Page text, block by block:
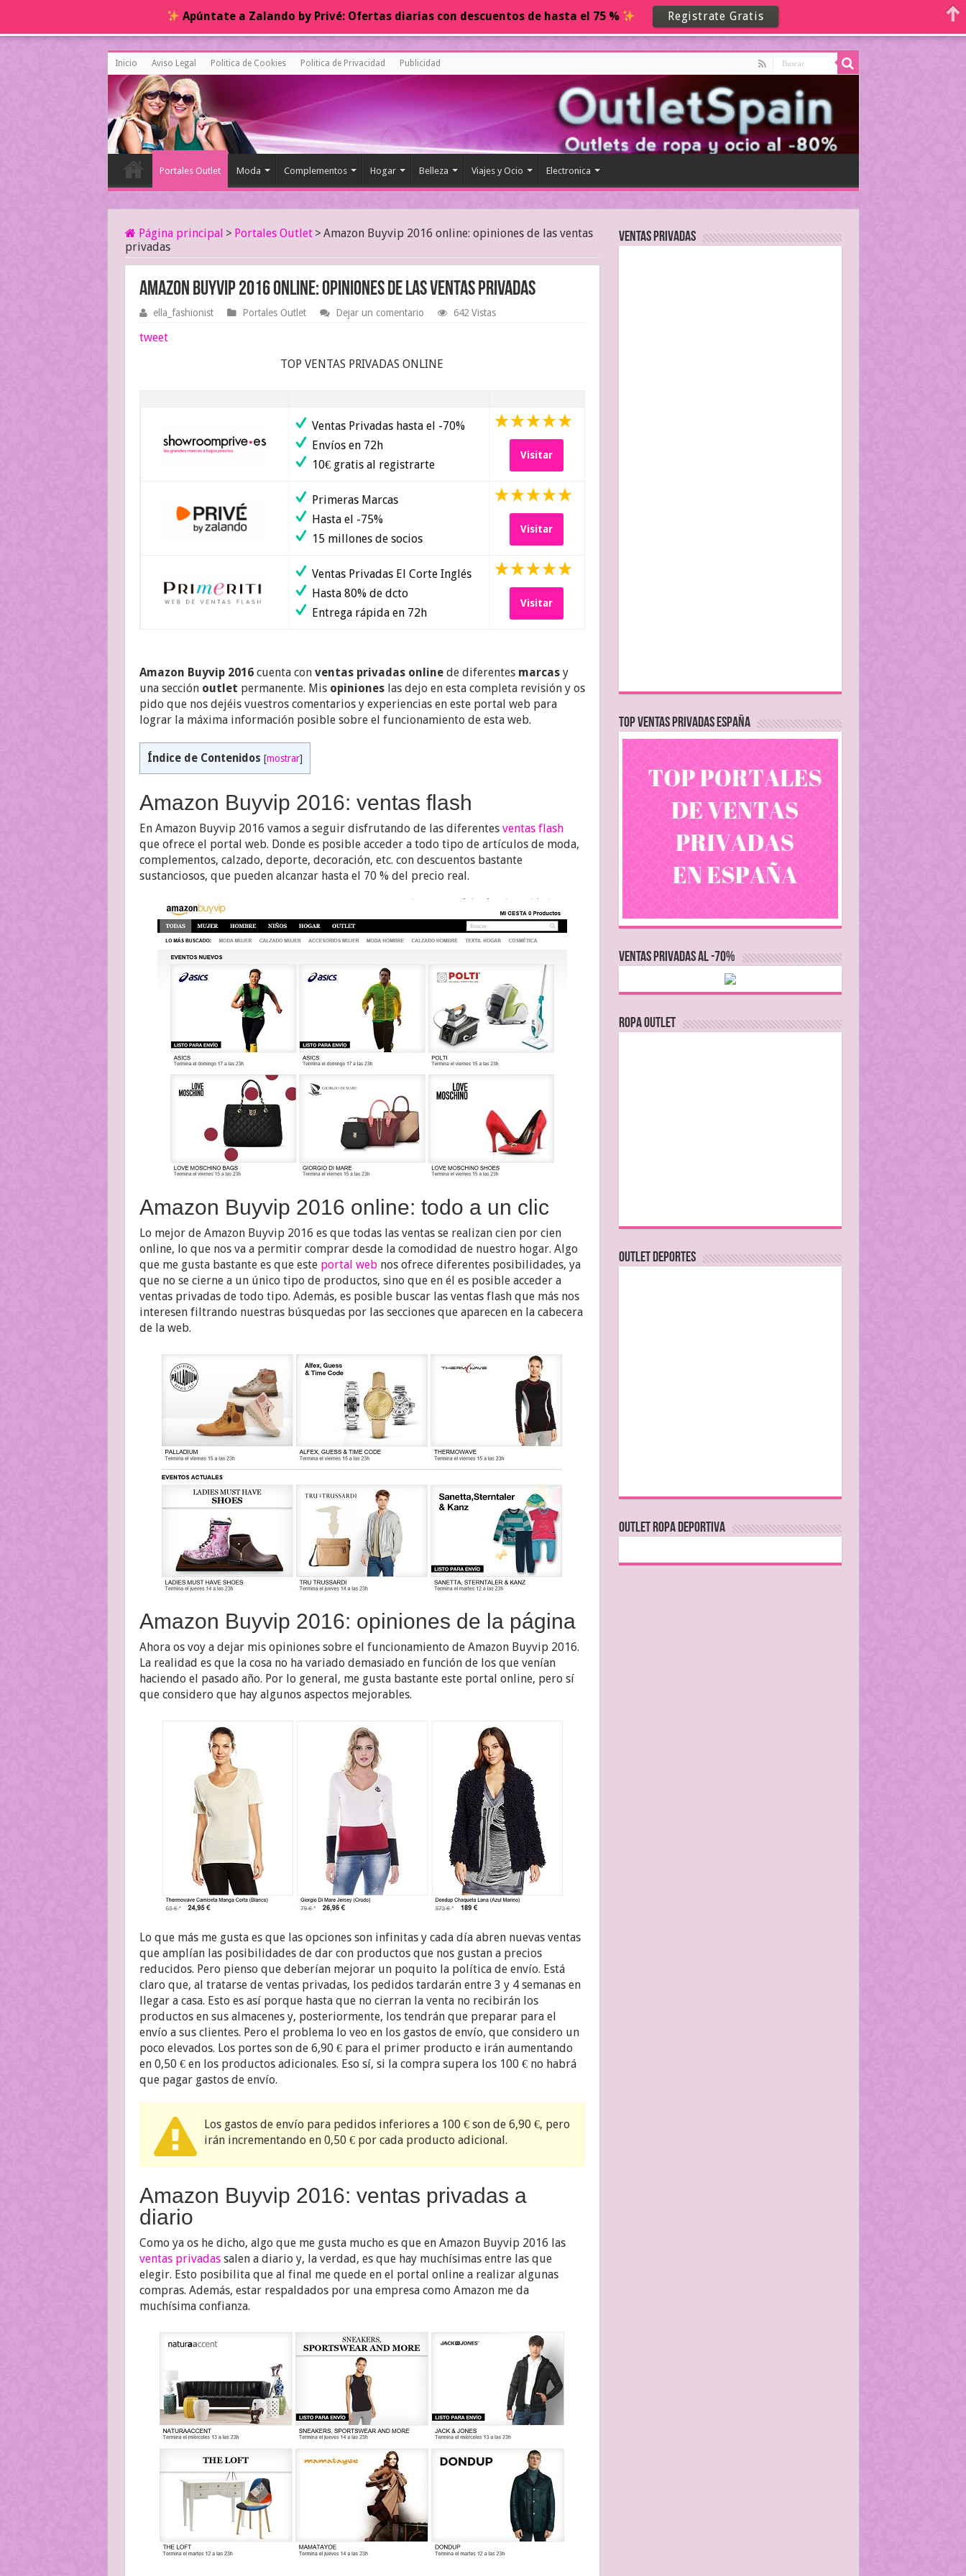
Inicio Aviso Legal Politica de Cookies Politica de Privacidad Publicidad
Portales Outlet Moda Complementos Hogar Belleza Viajes y Ocio Electronica
Página principal > Portales Outlet > Amazon Buyvip 2016 online: opiniones de las ventas
privadas
Amazon Buyvip 2016 online: opiniones de las ventas privadas
ella_fashionist Portales Outlet Dejar un comentario 642 Vistas
TOP VENTAS PRIVADAS ONLINE
Ventas Privadas hasta el -70%
Envíos en 72h
10€ gratis al registrarte
Visitar
Primeras Marcas
Hasta el -75%
15 millones de socios
Visitar
Ventas Privadas El Corte Inglés
Hasta 80% de dcto
Entrega rápida en 72h
Visitar
Amazon Buyvip 2016cuenta con ventas privadas onlinede diferentes marcas y
una sección outlet permanente. Mis opinioneslas dejo en esta completa revisión y os
pido que nos dejéis vuestros comentarios y experiencias en este portal web para
lograr la máxima información posible sobre el funcionamiento de esta web.
Índice de Contenidos [mostrar]
Amazon Buyvip 2016: ventas flash
En Amazon Buyvip 2016 vamos a seguir disfrutando de las diferentes ventas flash
que ofrece el portal web. Donde es posible acceder a todo tipo de artículos de moda,
complementos, calzado, deporte, decoración, etc. con descuentos bastante
sustanciosos, que pueden alcanzar hasta el 70 % del precio real.
Amazon Buyvip 2016 online: todo a un clic
Lo mejor de Amazon Buyvip 2016 es que todas las ventas se realizan cien por cien
online, lo que nos va a permitir comprar desde la comodidad de nuestro hogar. Algo
que me gusta bastante es que este portal webnos ofrece diferentes posibilidades, ya
que no se cierne a un único tipo de productos, sino que en él es posible acceder a
ventas privadas de todo tipo. Además, es posible buscar las ventas flash que más nos
interesen filtrando nuestras búsquedas por las secciones que aparecen en la cabecera
de la web.
Amazon Buyvip 2016: opiniones de la página
Ahora os voy a dejar mis opiniones sobre el funcionamiento de Amazon Buyvip 2016.
La realidad es que la cosa no ha variado demasiado en función de los que venían
haciendo el pasado año. Por lo general, me gusta bastante este portal online, pero sí
que considero que hay algunos aspectos mejorables.
Lo que más me gusta es que las opciones son infinitas y cada día abren nuevas ventas
que amplían las posibilidades de dar con productos que nos gustan a precios
reducidos. Pero pienso que deberían mejorar un poquito la política de envío. Está
claro que, al tratarse de ventas privadas, los pedidos tardarán entre 3 y 4 semanas en
llegar a casa. Esto es así porque hasta que no cierran la venta no recibirán los
productos en sus almacenes y, posteriormente, los tendrán que preparar para el
envío a sus clientes. Pero el problema lo veo en los gastos de envío, que considero un
poco elevados. Los portes son de 6,90 € para el primer producto e irán aumentando
en 0,50 € en los productos adicionales. Eso sí, si la compra supera los 100 € no habrá
que pagar gastos de envío.
Los gastos de envío para pedidos inferiores a 100 € son de 6,90 €, pero
irán incrementando en 0,50 € por cada producto adicional.
Amazon Buyvip 2016: ventas privadas a
diario
Como ya os he dicho, algo que me gusta mucho es que en Amazon Buyvip 2016 las
ventas privadassalen a diario y, la verdad, es que hay muchísimas entre las que
elegir. Esto posibilita que al final me quede en el portal online a realizar algunas
compras. Además, estar respaldados por una empresa como Amazon me da
muchísima confianza.
Ventas Privadas
TOP VENTAS PRIVADAS ESPAÑA
VENTAS PRIVADAS AL -70%
Ropa Outlet
OUTLET DEPORTES
OUTLET ROPA DEPORTIVA
Apúntate a Zalando by Privé: Ofertas diarias con descuentos de hasta el 75 % Registrate Gratis